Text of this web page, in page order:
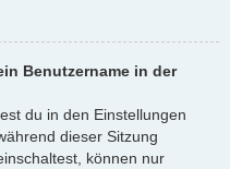
Benutzername in der
du in den Einstellungen
dieser Sitzung
können nur